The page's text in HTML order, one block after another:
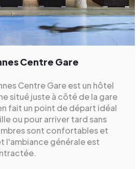
Centre Gare
Centre Gare est un hôtel
situé juste à côté de la gare
fait un point de départ idéal
ou pour arriver tard sans
sont confortables et
l'ambiance générale est